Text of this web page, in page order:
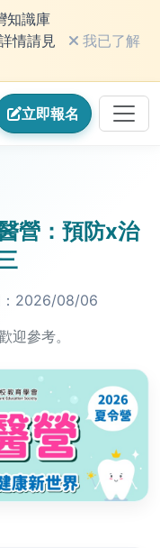
知識庫
情請見
我已了解
立即報名
營：預防x治
2026/08/06
迎參考。